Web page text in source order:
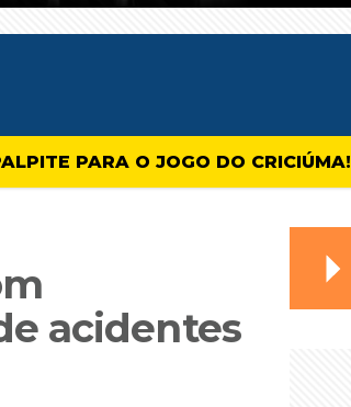
PARA O JOGO DO CRICIÚMA!
acidentes